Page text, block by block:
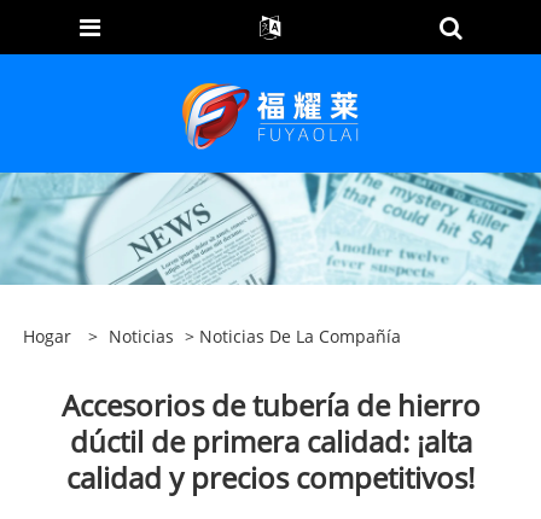
Hogar > Noticias > Noticias De La Compañía
Accesorios de tubería de hierro
dúctil de primera calidad: ¡alta
calidad y precios competitivos!